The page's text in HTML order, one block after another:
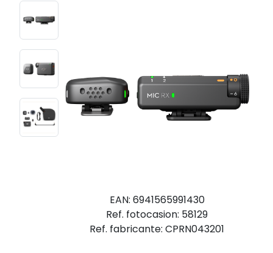
EAN: 6941565991430
Ref. fotocasion: 58129
Ref. fabricante: CPRN043201